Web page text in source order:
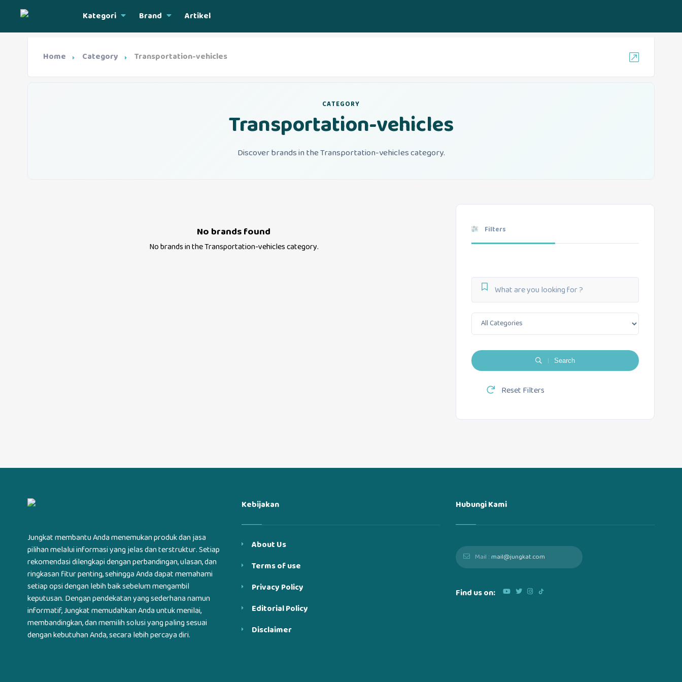
Kategori Brand Artikel
Home Category Transportation-vehicles
CATEGORY
Transportation-vehicles
Discover brands in the Transportation-vehicles category.
Filters
Search
Reset Filters
No brands found
No brands in theTransportation-vehiclescategory.
Jungkat membantu Anda menemukan produk dan jasa
pilihan melalui informasi yang jelas dan terstruktur. Setiap
rekomendasi dilengkapi dengan perbandingan, ulasan, dan
ringkasan fitur penting, sehingga Anda dapat memahami
setiap opsi dengan lebih baik sebelum mengambil
keputusan. Dengan pendekatan yang sederhana namun
informatif, Jungkat memudahkan Anda untuk menilai,
membandingkan, dan memilih solusi yang paling sesuai
dengan kebutuhan Anda, secara lebih percaya diri.
Kebijakan
About Us
Terms of use
Privacy Policy
Editorial Policy
Disclaimer
Hubungi Kami
Mail :mail@jungkat.com
Find us on: